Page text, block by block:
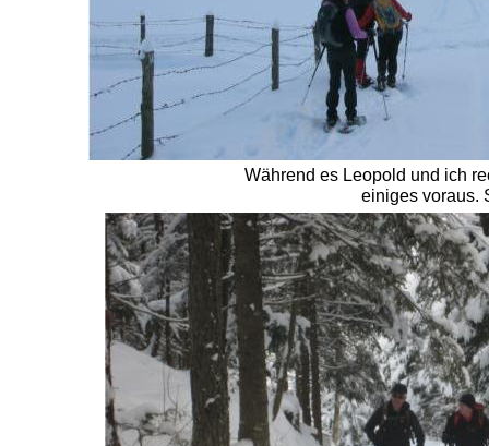
Während es Leopold und ich
einiges voraus.